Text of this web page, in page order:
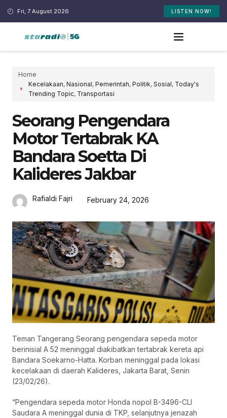
Fri, 7 August 2026 LISTEN NOW!
Home
Kecelakaan, Nasional, Pemerintah, Politik, Sosial, Today's
Trending Topic, Transportasi
Seorang Pengendara
Motor Tertabrak KA
Bandara Soetta Di
Kalideres Jakbar
Rafialdi Fajri February 24, 2026
Teman Tangerang Seorang pengendara sepeda motor
berinisial A 52 meninggal diakibatkan tertabrak kereta api
Bandara Soekarno-Hatta. Korban meninggal pada lokasi
kecelakaan di daerah Kalideres, Jakarta Barat, Senin
(23/02/26).
“Pengendara sepeda motor Honda nopol B-3496-CLI
Saudara A meninggal dunia di TKP, selanjutnya jenazah